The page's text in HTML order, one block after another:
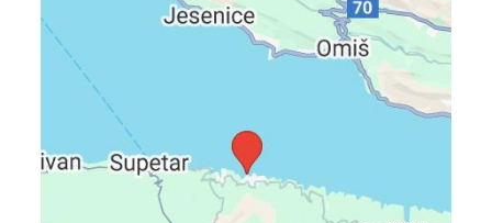
Poznámka
parkovanie pri hoteli za poplatok 10 EUR/deň,
parkovanie v hotelovej garáži 15 EUR/deň (platba na
mieste) • prenájom slnečníka s 2 ležadlami 25
EUR/os./deň • nabýjanie elektromobilu zadarmo •
vstup do wellness centra 40 EUR/os. (max 3 hodiny) •